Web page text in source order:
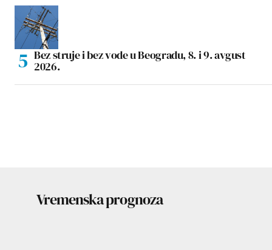
Bez struje i bez vode u Beogradu, 8. i 9. avgust
2026.
Vremenska prognoza